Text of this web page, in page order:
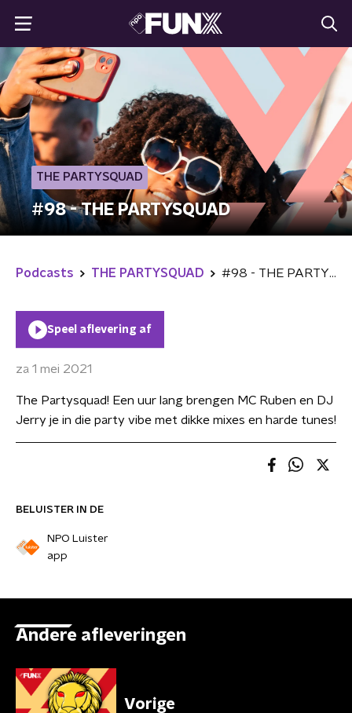
THE PARTYSQUAD
#98 - THE PARTYSQUAD
Podcasts THE PARTYSQUAD #98 - THE PARTYSQUAD
BELUISTER IN DE
NPO Luister
app
Speel aflevering af
za 1 mei 2021
The Partysquad! Een uur lang brengen MC Ruben en DJ
Jerry je in die party vibe met dikke mixes en harde tunes!
Andere afleveringen
Vorige